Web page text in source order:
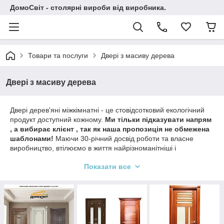
ДомоСвіт - столярні вироби від виробника.
Товари та послуги Двері з масиву дерева
Двері з масиву дерева
Двері дерев'яні міжкімнатні - це стовідсотковий екологічний
продукт доступний кожному. Ми тільки підказувати напрям
, а вибирає клієнт , так як наша пропозиція не обмежена
шаблонами! Маючи 30-річний досвід роботи та власне
виробництво, втілюємо в життя найрізноманітніші і
Домосвіт виготовляє дерев'яні двері під замовлення з сосни,
кожну модель дверного блоку , розміри , колір,
фурнітуру.Наш клієнт завжди відчуває свою індивідуальність
і упевнений в успішній реалізації своїх дизайнерських мрій.
Показати все